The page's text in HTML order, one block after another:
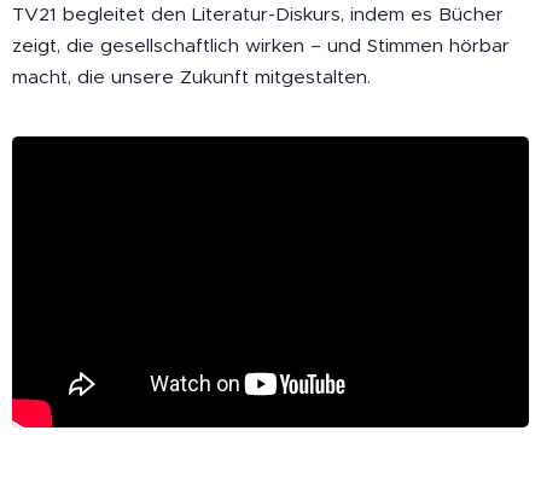
TV21 begleitet den Literatur-Diskurs, indem es Bücher
zeigt, die gesellschaftlich wirken – und Stimmen hörbar
macht, die unsere Zukunft mitgestalten.